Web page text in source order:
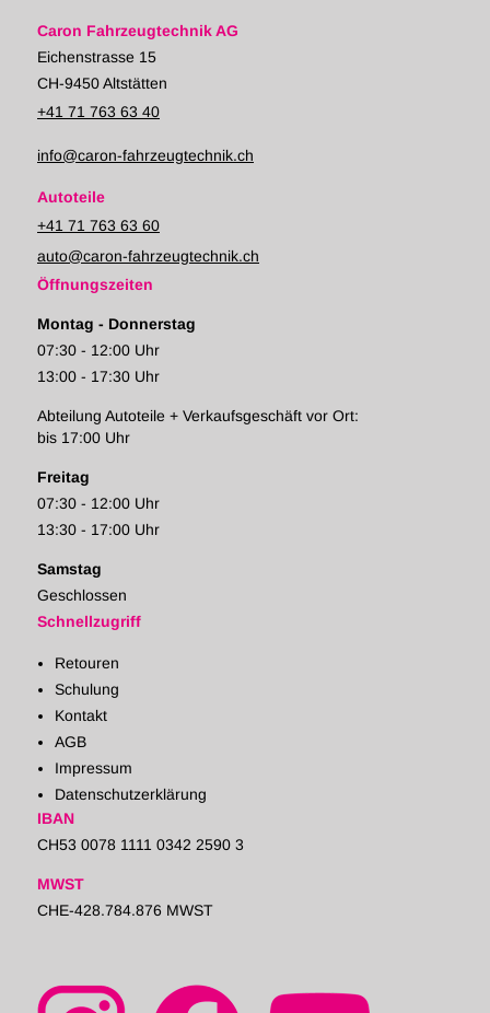
Caron Fahrzeugtechnik AG
Eichenstrasse 15
CH-9450 Altstätten
+41 71 763 63 40
info@caron-fahrzeugtechnik.ch
Autoteile
+41 71 763 63 60
auto@caron-fahrzeugtechnik.ch
Öffnungszeiten
Montag - Donnerstag
07:30 - 12:00 Uhr
13:00 - 17:30 Uhr
Abteilung Autoteile + Verkaufsgeschäft vor Ort:
bis 17:00 Uhr
Freitag
07:30 - 12:00 Uhr
13:30 - 17:00 Uhr
Samstag
Geschlossen
Schnellzugriff
Retouren
Schulung
Kontakt
AGB
Impressum
Datenschutzerklärung
IBAN
CH53 0078 1111 0342 2590 3
MWST
CHE-428.784.876 MWST